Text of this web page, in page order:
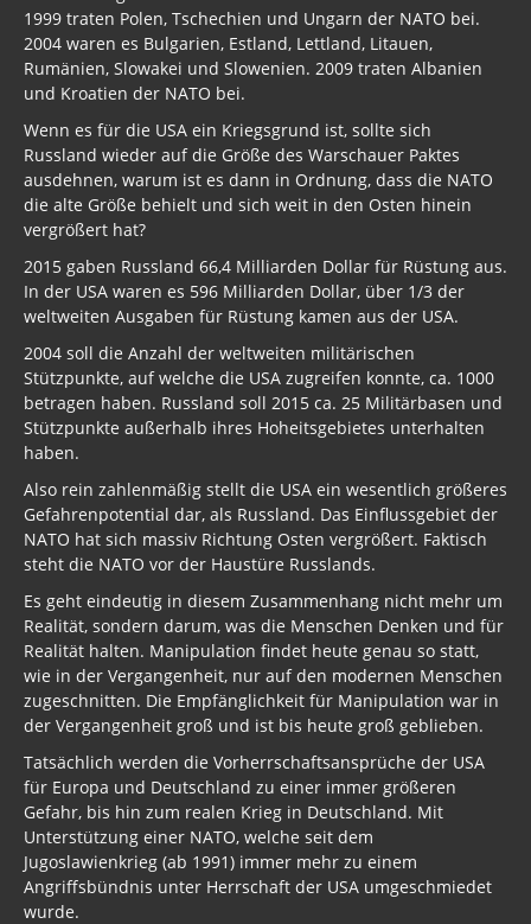
1999 traten Polen, Tschechien und Ungarn der NATO bei.
2004 waren es Bulgarien, Estland, Lettland, Litauen,
Rumänien, Slowakei und Slowenien. 2009 traten Albanien
und Kroatien der NATO bei.
Wenn es für die USA ein Kriegsgrund ist, sollte sich
Russland wieder auf die Größe des Warschauer Paktes
ausdehnen, warum ist es dann in Ordnung, dass die NATO
die alte Größe behielt und sich weit in den Osten hinein
vergrößert hat?
2015 gaben Russland 66,4 Milliarden Dollar für Rüstung aus.
In der USA waren es 596 Milliarden Dollar, über 1/3 der
weltweiten Ausgaben für Rüstung kamen aus der USA.
2004 soll die Anzahl der weltweiten militärischen
Stützpunkte, auf welche die USA zugreifen konnte, ca. 1000
betragen haben. Russland soll 2015 ca. 25 Militärbasen und
Stützpunkte außerhalb ihres Hoheitsgebietes unterhalten
haben.
Also rein zahlenmäßig stellt die USA ein wesentlich größeres
Gefahrenpotential dar, als Russland. Das Einflussgebiet der
NATO hat sich massiv Richtung Osten vergrößert. Faktisch
steht die NATO vor der Haustüre Russlands.
Es geht eindeutig in diesem Zusammenhang nicht mehr um
Realität, sondern darum, was die Menschen Denken und für
Realität halten. Manipulation findet heute genau so statt,
wie in der Vergangenheit, nur auf den modernen Menschen
zugeschnitten. Die Empfänglichkeit für Manipulation war in
der Vergangenheit groß und ist bis heute groß geblieben.
Tatsächlich werden die Vorherrschaftsansprüche der USA
für Europa und Deutschland zu einer immer größeren
Gefahr, bis hin zum realen Krieg in Deutschland. Mit
Unterstützung einer NATO, welche seit dem
Jugoslawienkrieg (ab 1991) immer mehr zu einem
Angriffsbündnis unter Herrschaft der USA umgeschmiedet
wurde.